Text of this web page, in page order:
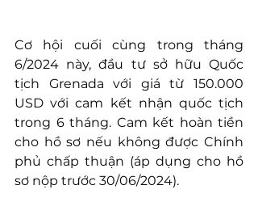
Cơ hội cuối cùng trong tháng
6/2024 này, đầu tư sở hữu Quốc
tịch Grenada với giá từ 150.000
USD với cam kết nhận quốc tịch
trong 6 tháng. Cam kết hoàn tiền
cho hồ sơ nếu không được Chính
phủ chấp thuận (áp dụng cho hồ
sơ nộp trước 30/06/2024).